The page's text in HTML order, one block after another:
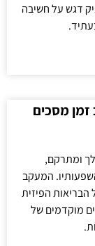
דגש על חשיבה
מסכים
ומתרקם,
המעקב
הבריאות הפיזית
מוקדמים של